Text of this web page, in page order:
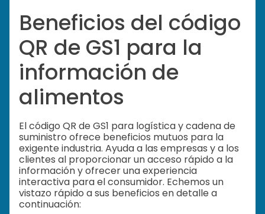
Beneficios del código
QR de GS1 para la
información de
alimentos
El código QR de GS1 para logística y cadena de
suministro ofrece beneficios mutuos para la
exigente industria. Ayuda a las empresas y a los
clientes al proporcionar un acceso rápido a la
información y ofrecer una experiencia
interactiva para el consumidor. Echemos un
vistazo rápido a sus beneficios en detalle a
continuación: